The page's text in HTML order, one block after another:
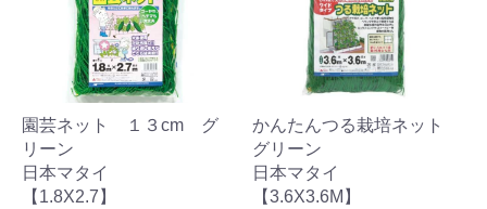
園芸ネット １３cm グ
リーン
日本マタイ
【1.8X2.7】
かんたんつる栽培ネット
グリーン
日本マタイ
【3.6X3.6M】